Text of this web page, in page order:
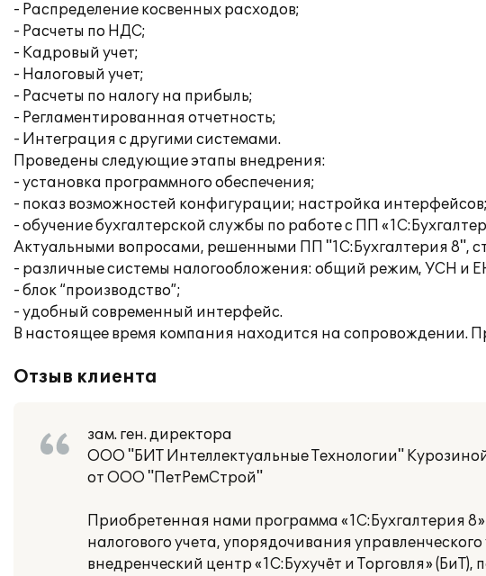
- Распределение косвенных расходов;
- Расчеты по НДС;
- Кадровый учет;
- Налоговый учет;
- Расчеты по налогу на прибыль;
- Регламентированная отчетность;
- Интеграция с другими системами.
Проведены следующие этапы внедрения:
- установка программного обеспечения;
- показ возможностей конфигурации; настройка интерфейсов;
- обучение бухгалтерской службы по работе с ПП
Актуальными вопросами, решенными ПП "1С:Бухгалтерия 8",
- различные системы налогообложения: общий режим, УСН и
- блок “производство”;
- удобный современный интерфейс.
В настоящее время компания находится на сопровождении.
Отзыв клиента
зам. ген. директора
ООО "БИТ Интеллектуальные Технологии"
от ООО "ПетРемСтрой"
Приобретенная нами программа «1С:Бухгалтерия
налогового учета, упорядочивания
внедренческий центр «1С:Бухучёт и Торговля»